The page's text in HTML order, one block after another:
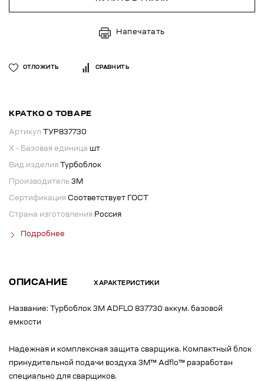
Напечатать
ОТЛОЖИТЬ СРАВНИТЬ
КРАТКО О ТОВАРЕ
Артикул ТУР837730
X - Базовая единица шт
Вид изделия Турбоблок
Производитель 3М
Сертификация Соответствует ГОСТ
Страна изготовления Россия
Подробнее
ОПИСАНИЕ ХАРАКТЕРИСТИКИ
Название: Турбоблок 3M ADFLO 837730 аккум. базовой
емкости
Надежная и комплексная защита сварщика. Компактный блок
принудительной подачи воздуха 3M™ Adflo™ разработан
специально для сварщиков.